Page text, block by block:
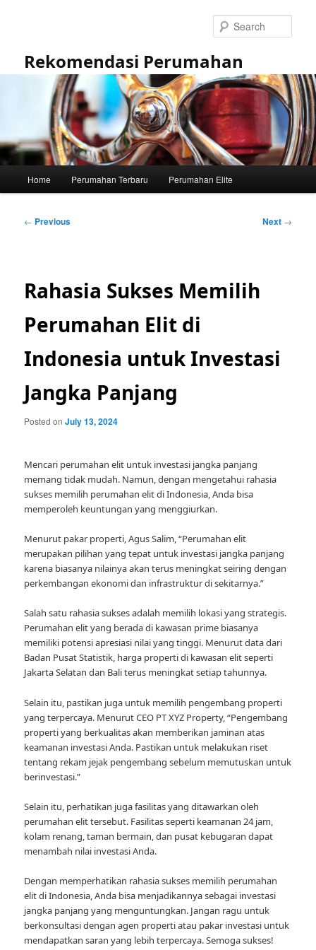
Rekomendasi Perumahan
Home Perumahan Terbaru Perumahan Elite
Post
← Previous Next →
Rahasia Sukses Memilih
Perumahan Elit di
Indonesia untuk Investasi
Jangka Panjang
Posted onJuly 13, 2024
Mencari perumahan elit untuk investasi jangka panjang
memang tidak mudah. Namun, dengan mengetahui rahasia
sukses memilih perumahan elit di Indonesia, Anda bisa
memperoleh keuntungan yang menggiurkan.
Menurut pakar properti, Agus Salim, “Perumahan elit
merupakan pilihan yang tepat untuk investasi jangka panjang
karena biasanya nilainya akan terus meningkat seiring dengan
perkembangan ekonomi dan infrastruktur di sekitarnya.”
Salah satu rahasia sukses adalah memilih lokasi yang strategis.
Perumahan elit yang berada di kawasan prime biasanya
memiliki potensi apresiasi nilai yang tinggi. Menurut data dari
Badan Pusat Statistik, harga properti di kawasan elit seperti
Jakarta Selatan dan Bali terus meningkat setiap tahunnya.
Selain itu, pastikan juga untuk memilih pengembang properti
yang terpercaya. Menurut CEO PT XYZ Property, “Pengembang
properti yang berkualitas akan memberikan jaminan atas
keamanan investasi Anda. Pastikan untuk melakukan riset
tentang rekam jejak pengembang sebelum memutuskan untuk
berinvestasi.”
Selain itu, perhatikan juga fasilitas yang ditawarkan oleh
perumahan elit tersebut. Fasilitas seperti keamanan 24 jam,
kolam renang, taman bermain, dan pusat kebugaran dapat
menambah nilai investasi Anda.
Dengan memperhatikan rahasia sukses memilih perumahan
elit di Indonesia, Anda bisa menjadikannya sebagai investasi
jangka panjang yang menguntungkan. Jangan ragu untuk
berkonsultasi dengan agen properti atau pakar investasi untuk
mendapatkan saran yang lebih terpercaya. Semoga sukses!